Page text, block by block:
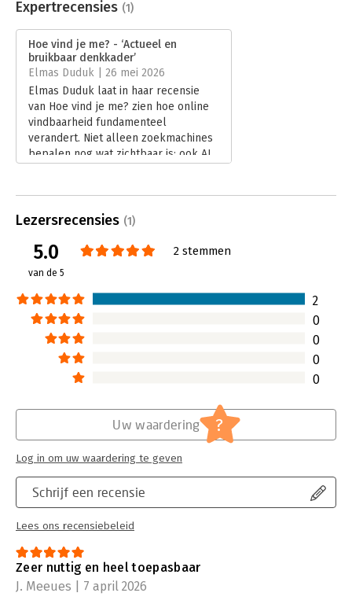
Uitgever:
Donicie.nl
Verschijningsdatum:
21-1-2026
Hoofdrubriek: Internet en social media
Expertrecensies (1)
Hoe vind je me? - ‘Actueel en
bruikbaar denkkader’
Elmas Duduk | 26 mei 2026
Elmas Duduk laat in haar recensie
van Hoe vind je me? zien hoe online
vindbaarheid fundamenteel
verandert. Niet alleen zoekmachines
bepalen nog wat zichtbaar is: ook AI,
Etienne Donicie een actueel
relevant en betrouwbaar zichtbaar
Lees verder
Lezersrecensies (1)
5.0
van de 5
2 stemmen
2
0
0
0
0
Schrijf een recensie
Lees ons recensiebeleid
Uw waardering ?
Log in om uw waardering te geven
Zeer nuttig en heel toepasbaar
J. Meeues | 7 april 2026